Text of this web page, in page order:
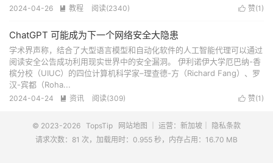
 赞(1 )
2024-04-26  教程 阅读(2340)
ChatGPT 可能成为下一个网络安全大隐患
学术界声称，结合了大型语言模型和自动化软件的人工智能代理可以通过
阅读安全公告成功利用现实世界中的安全漏洞。 伊利诺伊大学厄巴纳-香
槟分校（UIUC）的四位计算机科学家–理查德-方（Richard Fang）、罗
汉-宾都（Roha...
 赞(1 )
2024-04-24  资讯 阅读(309)
© 2023-2026 TopsTip 网站地图 ｜ 运营：新加坡｜
隐私条款
请求次数：81 次，加载用时：0.955 秒，内存占用：16.70 MB